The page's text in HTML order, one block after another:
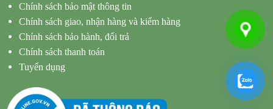
Chính sách bảo mật thông tin
Chính sách giao, nhận hàng và kiểm hàng
Chính sách bảo hành, đổi trả
Chính sách thanh toán
Tuyển dụng